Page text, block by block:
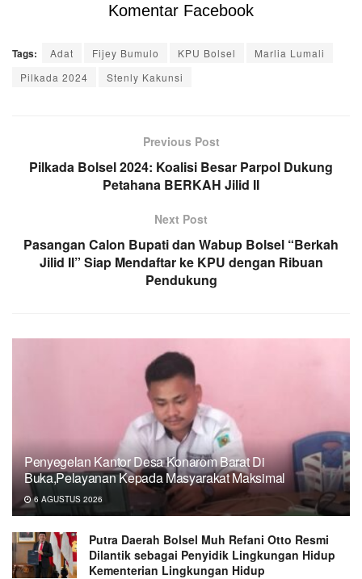
Komentar Facebook
Tags: Adat Fijey Bumulo KPU Bolsel
Marlia Lumali
Pilkada 2024
Stenly Kakunsi
Previous Post
Pilkada Bolsel 2024: Koalisi Besar Parpol Dukung
Petahana BERKAH Jilid II
Next Post
Pasangan Calon Bupati dan Wabup Bolsel “Berkah
Jilid II” Siap Mendaftar ke KPU dengan Ribuan
Pendukung
Penyegelan Kantor Desa Konarom Barat Di
Buka,Pelayanan Kepada Masyarakat Maksimal
6 AGUSTUS 2026
Putra Daerah Bolsel Muh Refani Otto Resmi
Dilantik sebagai Penyidik Lingkungan Hidup
Kementerian Lingkungan Hidup